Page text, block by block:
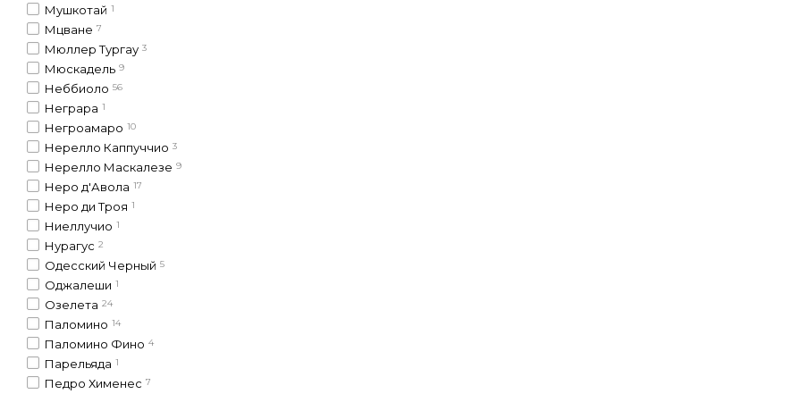
Мушкотай 1
Мцване 7
Мюллер Тургау 3
Мюскадель 9
Неббиоло 56
Неграра 1
Негроамаро 10
Нерелло Каппуччио 3
Нерелло Маскалезе 9
Неро д'Авола 17
Неро ди Троя 1
Ниеллучио 1
Нурагус 2
Одесский Черный 5
Оджалеши 1
Озелета 24
Паломино 14
Паломино Фино 4
Парельяда 1
Педро Хименес 7